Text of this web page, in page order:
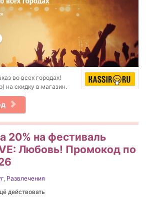
во всех городах!
на скидку в магазин.
20% на фестиваль
Любовь! Промокод по
, Развлечения
действовать